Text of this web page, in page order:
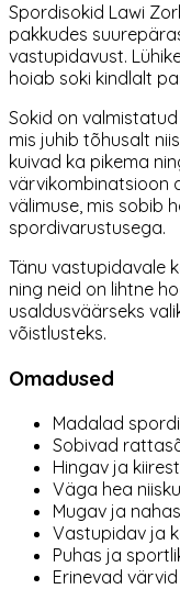
Spordisokid Lawi
pakkudes
vastupidavust.
hoiab soki kindlalt
Sokid on
mis juhib tõhusalt
kuivad ka pikema
värvikombinatsioon
välimuse, mis sobib
spordivarustusega.
Tänu vastupidavale
ning neid on lihtne
usaldusväärseks
võistlusteks.
Omadused
Madalad
Sobivad
Hingav ja
Väga hea
Mugav ja
Vastupidav ja
Puhas ja
Erinevad